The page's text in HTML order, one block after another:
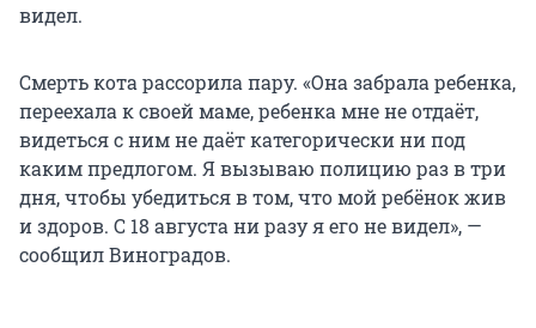
видел.
Смерть кота рассорила пару. «Она забрала ребенка,
переехала к своей маме, ребенка мне не отдаёт,
видеться с ним не даёт категорически ни под
каким предлогом. Я вызываю полицию раз в три
дня, чтобы убедиться в том, что мой ребёнок жив
и здоров. С 18 августа ни разу я его не видел», —
сообщил Виноградов.